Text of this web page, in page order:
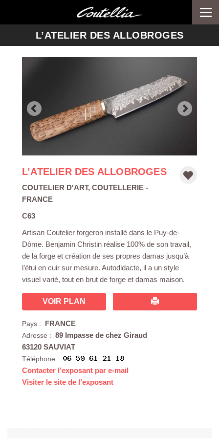
L’ATELIER DES ALLOBROGES
L’ATELIER DES ALLOBROGES
COUTELIER D'ART, COUTELLERIE -
FRANCE
C63
Artisan Coutelier forgeron installé dans le Puy-de-
Dôme. Benjamin Christin réalise 100% de son travail,
de la forge et création de ses propres damas jusqu’à
l’étui en cuir sur mesure. Autodidacte, il a un style
visuel varié, tout en brut de forge et damas maison.
VOIR PLAN
Pays : FRANCE
Adresse : 89 Impasse de chez Giraud
63120 SAUVIAT
Téléphone :
Contacter l’exposant par e-mail
Visiter le site de l’exposant